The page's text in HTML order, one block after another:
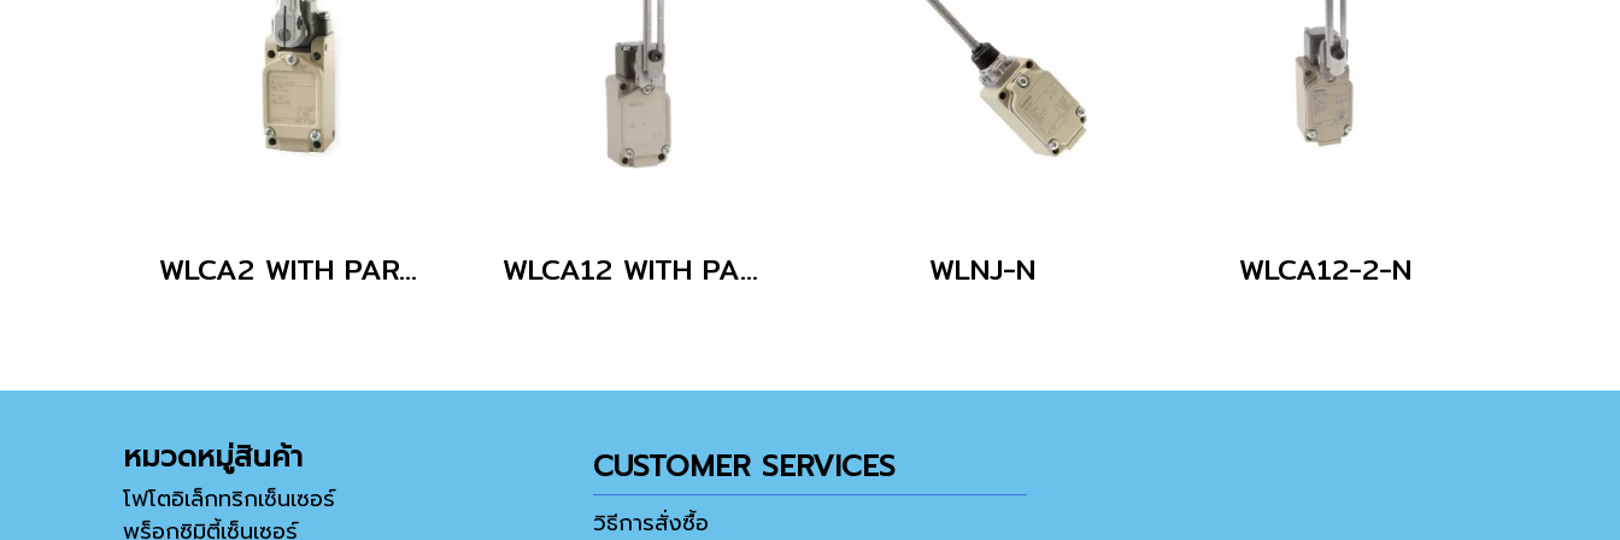
WLCA2 WITH PARTS WLCA12 WITH PARTS WLNJ-N WLCA12-2-N
หมวดหมู่สินค้า
โฟโตอิเล็กทริกเซ็นเซอร์
พร็อกซิมิตี้เซ็นเซอร์
CUSTOMER SERVICES
วิธีการสั่งซื้อ